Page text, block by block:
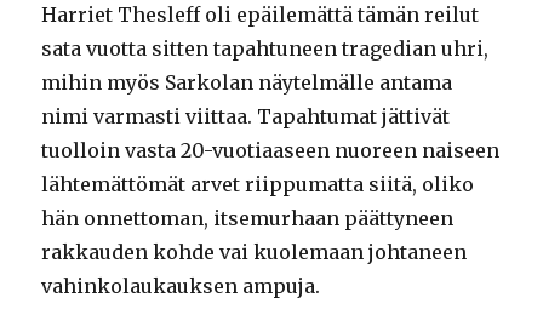
Harriet Thesleff oli epäilemättä tämän reilut
sata vuotta sitten tapahtuneen tragedian uhri,
mihin myös Sarkolan näytelmälle antama
nimi varmasti viittaa. Tapahtumat jättivät
tuolloin vasta 20-vuotiaaseen nuoreen naiseen
lähtemättömät arvet riippumatta siitä, oliko
hän onnettoman, itsemurhaan päättyneen
rakkauden kohde vai kuolemaan johtaneen
vahinkolaukauksen ampuja.